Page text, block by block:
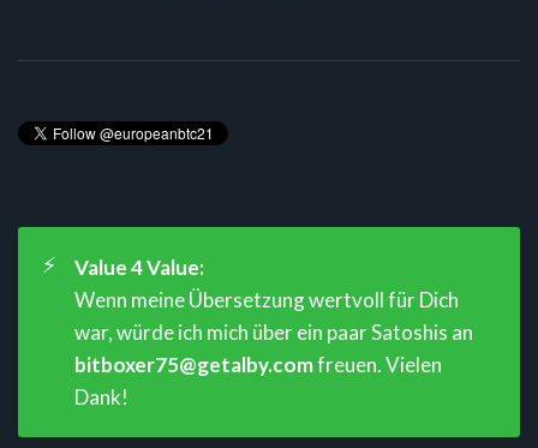
⚡
Value 4 Value:
Wenn meine Übersetzung wertvoll für Dich
war, würde ich mich über ein paar Satoshis an
bitboxer75@getalby.comfreuen. Vielen
Dank!